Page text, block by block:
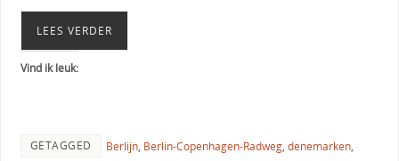
LEES VERDER
Vind ik leuk:
GETAGGED Berlijn, Berlin-Copenhagen-Radweg, denemarken,